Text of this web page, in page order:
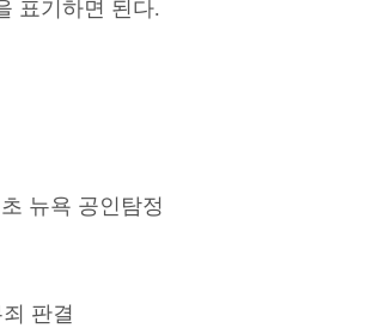
표기하면 된다.
뉴욕 공인탐정
판결